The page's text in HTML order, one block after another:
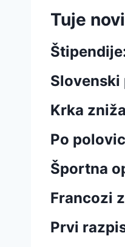
Tuje
Slovenski
Krka
Po
Športna
Francozi
Prvi